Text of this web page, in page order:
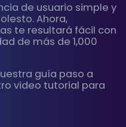
de usuario simple y
Ahora,
te resultará fácil con
de más de 1,000
guía paso a
video tutorial para